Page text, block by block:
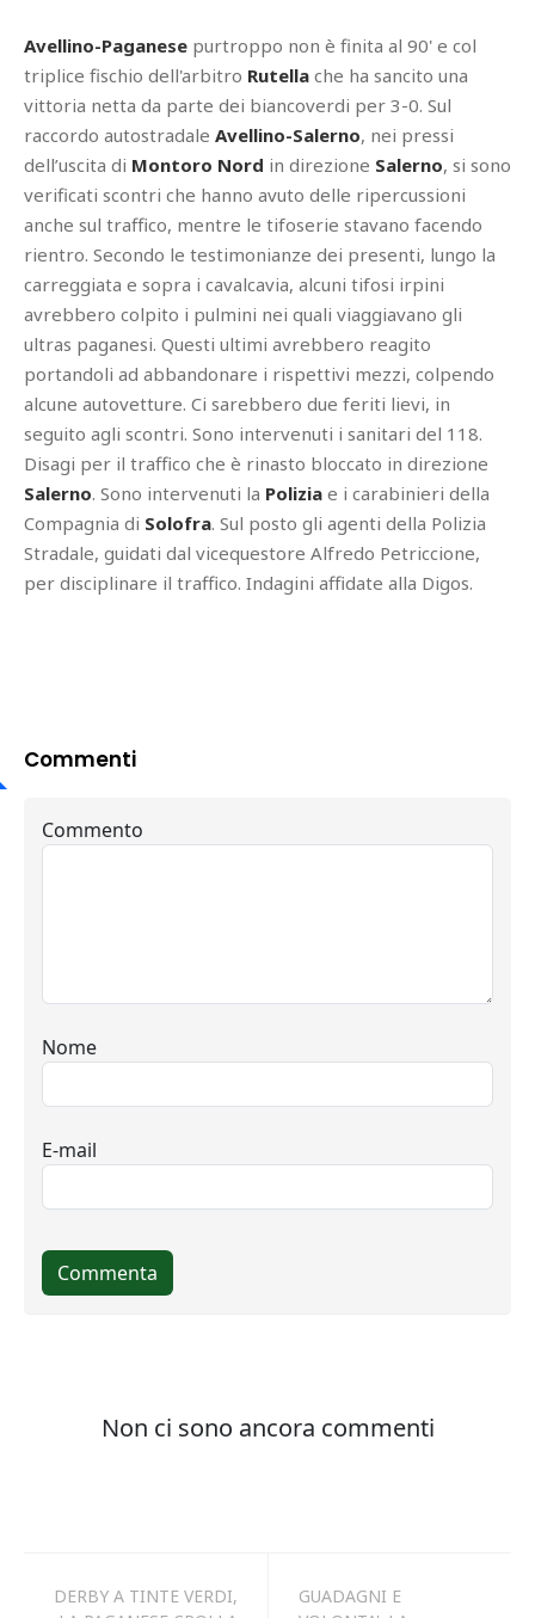
Avellino-Paganese purtroppo non è finita al 90' e col
triplice fischio dell'arbitro Rutella che ha sancito una
vittoria netta da parte dei biancoverdi per 3-0. Sul
raccordo autostradale Avellino-Salerno, nei pressi
dell’uscita di Montoro Nord in direzione Salerno, si sono
verificati scontri che hanno avuto delle ripercussioni
anche sul traffico, mentre le tifoserie stavano facendo
rientro. Secondo le testimonianze dei presenti, lungo la
carreggiata e sopra i cavalcavia, alcuni tifosi irpini
avrebbero colpito i pulmini nei quali viaggiavano gli
ultras paganesi. Questi ultimi avrebbero reagito
portandoli ad abbandonare i rispettivi mezzi, colpendo
alcune autovetture. Ci sarebbero due feriti lievi, in
seguito agli scontri. Sono intervenuti i sanitari del 118.
Disagi per il traffico che è rinasto bloccato in direzione
Salerno. Sono intervenuti la Polizia e i carabinieri della
Compagnia di Solofra. Sul posto gli agenti della Polizia
Stradale, guidati dal vicequestore Alfredo Petriccione,
per disciplinare il traffico. Indagini affidate alla Digos.
Commenti
DERBY A TINTE VERDI,
GUADAGNI E